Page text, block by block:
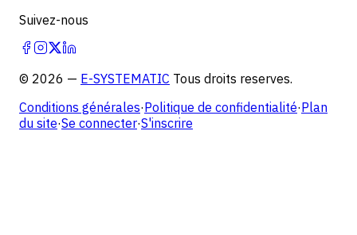
Suivez-nous
© 2026 — E-SYSTEMATIC Tous droits reserves.
Conditions générales·Politique de confidentialité·Plan
du site·Se connecter·S'inscrire